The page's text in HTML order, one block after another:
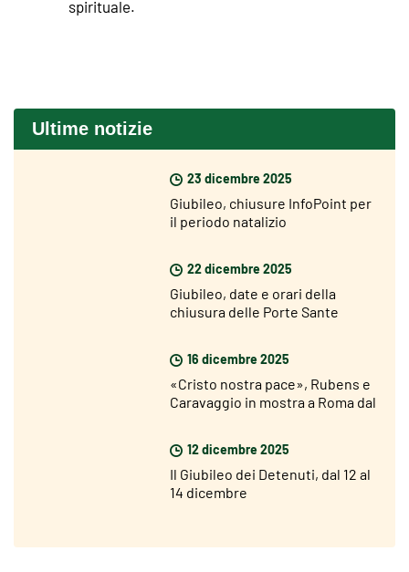
spirituale.
Ultime notizie
23 dicembre 2025
Giubileo, chiusure InfoPoint per
il periodo natalizio
22 dicembre 2025
Giubileo, date e orari della
chiusura delle Porte Sante
16 dicembre 2025
«Cristo nostra pace», Rubens e
Caravaggio in mostra a Roma dal
12 dicembre 2025
Il Giubileo dei Detenuti, dal 12 al
14 dicembre